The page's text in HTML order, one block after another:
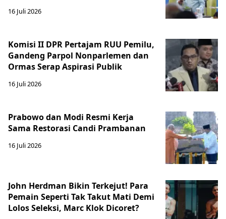
16 Juli 2026
Komisi II DPR Pertajam RUU Pemilu,
Gandeng Parpol Nonparlemen dan
Ormas Serap Aspirasi Publik
16 Juli 2026
Prabowo dan Modi Resmi Kerja
Sama Restorasi Candi Prambanan
16 Juli 2026
John Herdman Bikin Terkejut! Para
Pemain Seperti Tak Takut Mati Demi
Lolos Seleksi, Marc Klok Dicoret?